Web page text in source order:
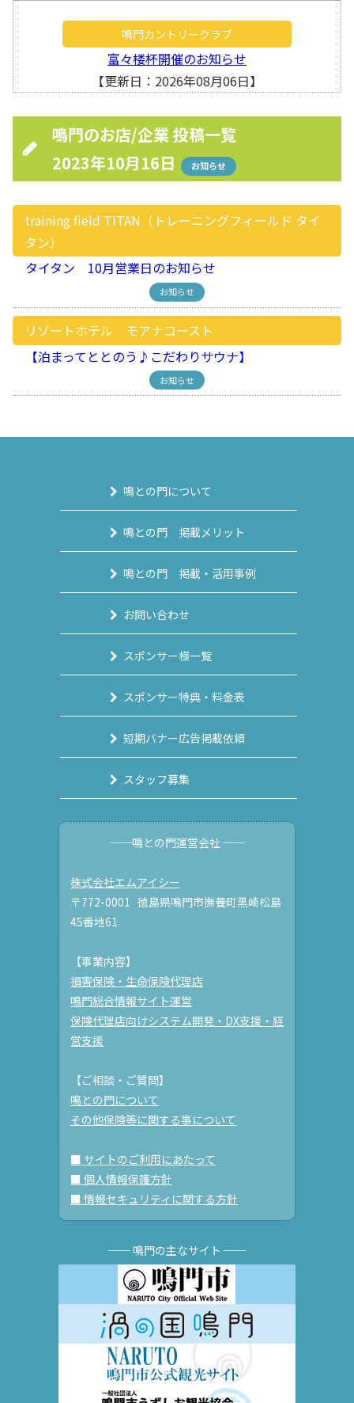
鳴門カントリークラブ
富々楼杯開催のお知らせ
【更新日：2026年08月06日】
鳴門のお店/企業 投稿一覧
2023年10月16日
お知らせ
training field TITAN（トレーニングフィールド タイ
タン）
タイタン 10月営業日のお知らせ
お知らせ
リゾートホテル モアナコースト
【泊まってととのう♪こだわりサウナ】
お知らせ
鳴との門について
鳴との門 掲載メリット
鳴との門 掲載・活用事例
お問い合わせ
スポンサー様一覧
スポンサー特典・料金表
短期バナー広告掲載依頼
スタッフ募集
──鳴との門運営会社 ──
株式会社エムアイシー
〒772-0001 徳島県鳴門市撫養町黒崎松島
45番地61
【事業内容】
損害保険・生命保険代理店
鳴門総合情報サイト運営
保険代理店向けシステム開発・DX支援・経
営支援
【ご相談・ご質問】
鳴との門について
その他保険等に関する事について
■ サイトのご利用にあたって
■ 個人情報保護方針
■ 情報セキュリティに関する方針
── 鳴門の主なサイト ──